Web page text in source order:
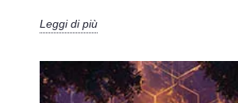
Leggi di più